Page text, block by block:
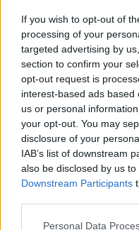
If you wish to opt-out of
processing of your
targeted advertising by
section to confirm your
opt-out request is
interest-based ads
us or personal
your opt-out. You may
disclosure of your
IAB’s list of downstream
also be disclosed by us
Downstream Participants
Please note that this
Personal Data